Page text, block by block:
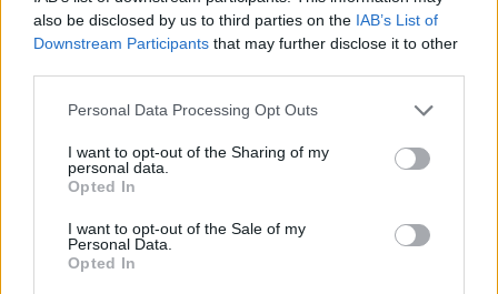
also be disclosed by us to third parties on the IAB’s List of
Downstream Participants that may further disclose it to other
Personal Data Processing Opt Outs
I want to opt-out of the Sharing of my
personal data.
Opted In
I want to opt-out of the Sale of my
Personal Data.
Opted In
Vendégszerző
Mikor utalják a tanulmányi ösztöndíjat az
egyetemek?
Még egy kicsit várni kell az ösztöndíj utalására.
Felsőoktatás
Gál Luca